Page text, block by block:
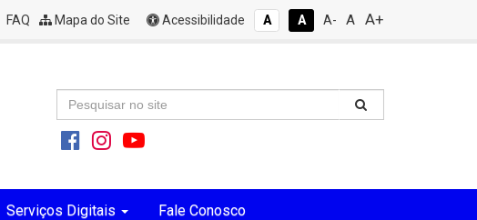
FAQ Mapa do Site Acessibilidade A A A- A A+
Serviços Digitais Fale Conosco